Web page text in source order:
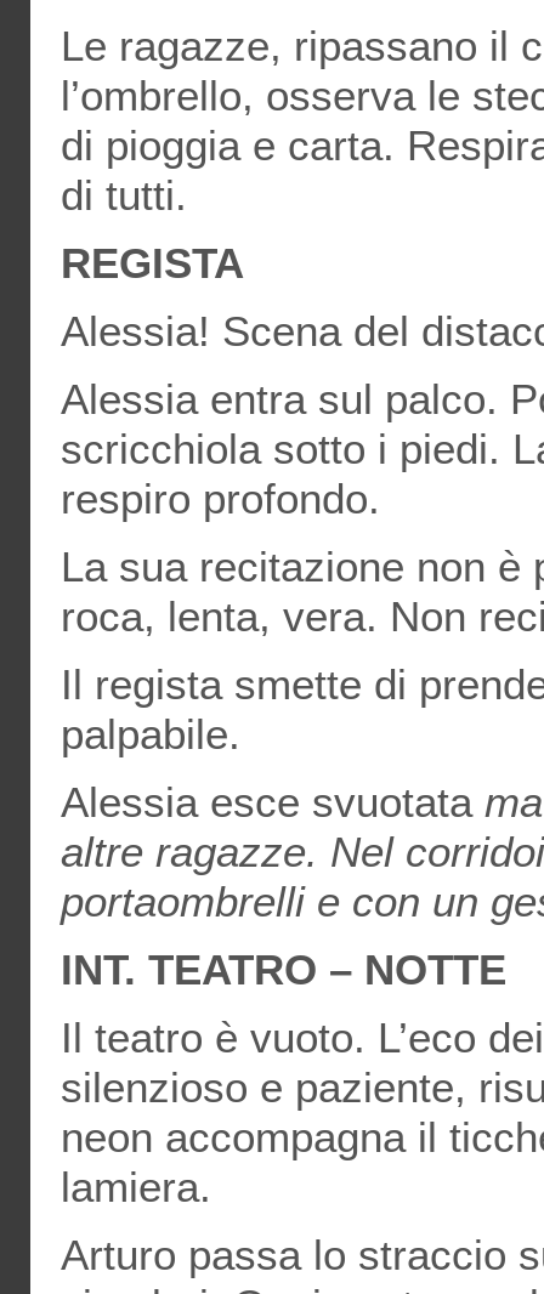
Le ragazze, ripassano il
l’ombrello, osserva le
di pioggia e carta.
di tutti.
REGISTA
Alessia! Scena del
Alessia entra sul palco.
scricchiola sotto i piedi.
respiro profondo.
La sua recitazione non
roca, lenta, vera. Non
Il regista smette di
palpabile.
Alessia esce svuotata
altre ragazze. Nel
portaombrelli e con un
INT. TEATRO – NOTTE
Il teatro è vuoto. L’eco
silenzioso e paziente,
neon accompagna il
lamiera.
Arturo passa lo straccio